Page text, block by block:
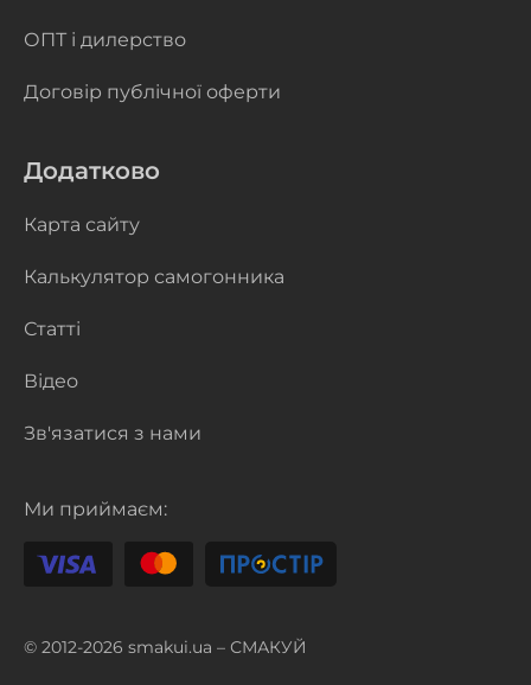
ОПТ і дилерство
Договір публічної оферти
Додатково
Карта сайту
Калькулятор самогонника
Статті
Відео
Зв'язатися з нами
Ми приймаєм:
© 2012-2026 smakui.ua – СМАКУЙ